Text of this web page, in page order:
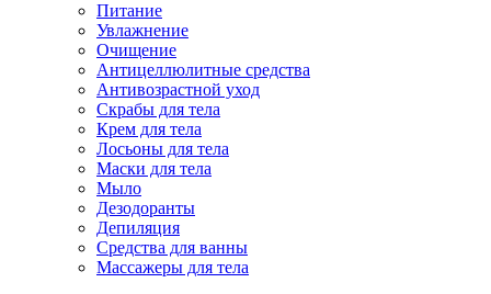
Питание
Увлажнение
Очищение
Антицеллюлитные средства
Антивозрастной уход
Скрабы для тела
Крем для тела
Лосьоны для тела
Маски для тела
Мыло
Дезодоранты
Депиляция
Средства для ванны
Массажеры для тела